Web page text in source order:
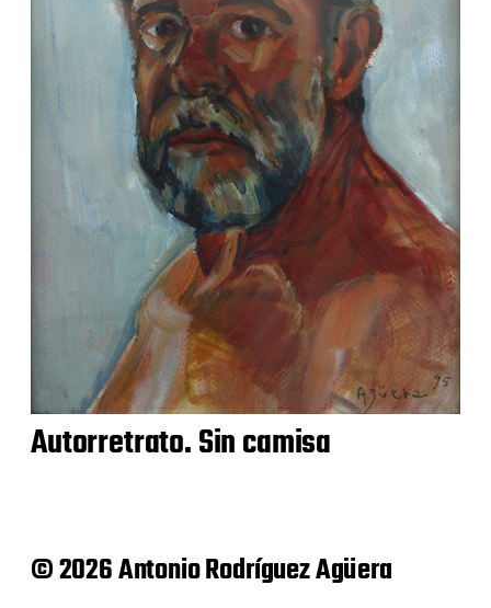
Autorretrato. Sin camisa
© 2026 Antonio Rodríguez Agüera